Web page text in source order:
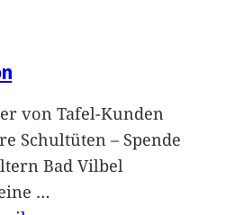
von Tafel-Kunden
Schultüten – Spende
Bad Vilbel
…